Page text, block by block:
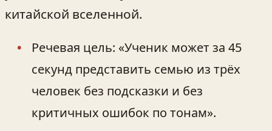
китайской вселенной.
Речевая цель: «Ученик может за 45
секунд представить семью из трёх
человек без подсказки и без
критичных ошибок по тонам».